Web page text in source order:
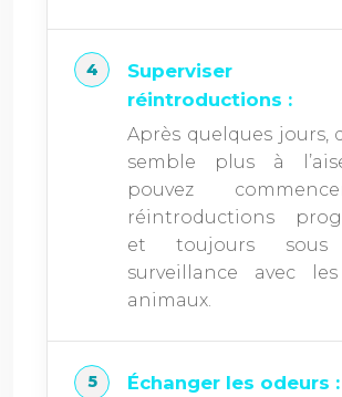
réintroductions :
Après quelques jours,
semble plus à
pouvez
réintroductions
et toujours sous
surveillance avec
animaux.
Échanger les odeurs :